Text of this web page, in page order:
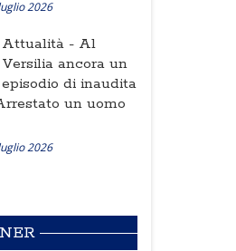
2026
Attualità - Al
Versilia ancora un
episodio di inaudita
un uomo
2026